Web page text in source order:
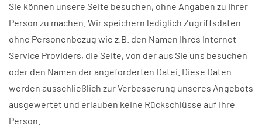
Sie können unsere Seite besuchen, ohne Angaben zu Ihrer
Person zu machen. Wir speichern lediglich Zugriffsdaten
ohne Personenbezug wie z.B. den Namen Ihres Internet
Service Providers, die Seite, von der aus Sie uns besuchen
oder den Namen der angeforderten Datei. Diese Daten
werden ausschließlich zur Verbesserung unseres Angebots
ausgewertet und erlauben keine Rückschlüsse auf Ihre
Person.